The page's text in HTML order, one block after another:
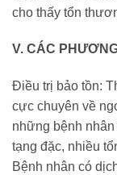
cho thấy tổn
V. CÁC
Điều trị bảo tồn:
cực chuyên về
những bệnh
tạng đặc, nhiều
Bệnh nhân có